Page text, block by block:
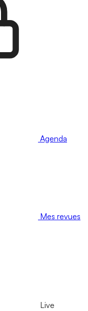
Agenda
Mes revues
Live